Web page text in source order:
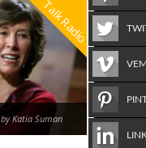
Talk Radio
by Katia Suman